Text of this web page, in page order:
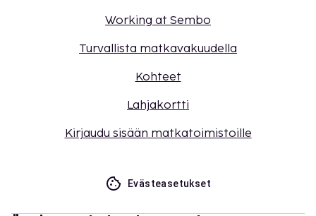
Working at Sembo
Turvallista matkavakuudella
Kohteet
Lahjakortti
Kirjaudu sisään matkatoimistoille
Evästeasetukset